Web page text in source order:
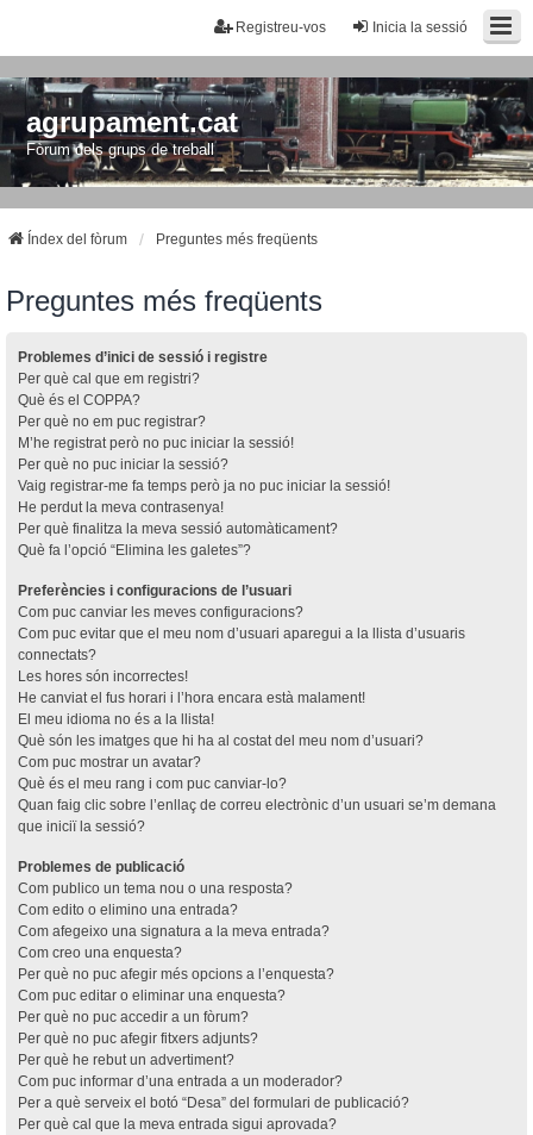
Inicia la sessió
Registreu-vos
agrupament.cat
Fòrum dels grups de treball
Índex del fòrum Preguntes més freqüents
Preguntes més freqüents
Problemes d’inici de sessió i registre
Per què cal que em registri?
Què és el COPPA?
Per què no em puc registrar?
M’he registrat però no puc iniciar la sessió!
Per què no puc iniciar la sessió?
Vaig registrar-me fa temps però ja no puc iniciar la sessió!
He perdut la meva contrasenya!
Per què finalitza la meva sessió automàticament?
Què fa l’opció “Elimina les galetes”?
Preferències i configuracions de l’usuari
Com puc canviar les meves configuracions?
Com puc evitar que el meu nom d’usuari aparegui a la llista d’usuaris
connectats?
Les hores són incorrectes!
He canviat el fus horari i l’hora encara està malament!
El meu idioma no és a la llista!
Què són les imatges que hi ha al costat del meu nom d’usuari?
Com puc mostrar un avatar?
Què és el meu rang i com puc canviar-lo?
Quan faig clic sobre l’enllaç de correu electrònic d’un usuari se’m demana
que iniciï la sessió?
Problemes de publicació
Com publico un tema nou o una resposta?
Com edito o elimino una entrada?
Com afegeixo una signatura a la meva entrada?
Com creo una enquesta?
Per què no puc afegir més opcions a l’enquesta?
Com puc editar o eliminar una enquesta?
Per què no puc accedir a un fòrum?
Per què no puc afegir fitxers adjunts?
Per què he rebut un advertiment?
Com puc informar d’una entrada a un moderador?
Per a què serveix el botó “Desa” del formulari de publicació?
Per què cal que la meva entrada sigui aprovada?